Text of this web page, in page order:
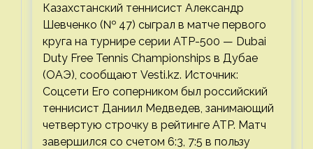
Казахстанский теннисист Александр
Шевченко (№ 47) сыграл в матче первого
круга на турнире серии ATP-500 — Dubai
Duty Free Tennis Championships в Дубае
(ОАЭ), сообщают Vesti.kz. Источник:
Соцсети Его соперником был российский
теннисист Даниил Медведев, занимающий
четвертую строчку в рейтинге ATP. Матч
завершился со счетом 6:3, 7:5 в пользу